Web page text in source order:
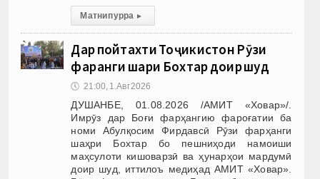
Матни пурра ▸
Дар пойтахти Тоҷикистон Рӯзи
фарҳанги шаҳри Бохтар доир шуд
🕔 21:00, 1.Авг 2026
ДУШАНБЕ, 01.08.2026 /АМИТ «Ховар»/.
Имрӯз дар Боғи фарҳангию фароғатии ба
номи Абулқосим Фирдавсӣ Рӯзи фарҳанги
шаҳри Бохтар бо пешниҳоди намоиши
маҳсулоти кишоварзӣ ва ҳунарҳои мардумӣ
доир шуд, иттилоъ медиҳад АМИТ «Ховар».